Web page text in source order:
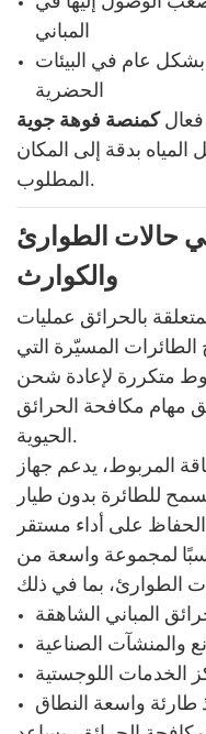
المباني
عام في البيئات
الحضرية
كمنصة فوهة جوية
بدقة إلى المكان
المطلوب.
حالات الطوارئ
والكوارث
بالحرائق عمليات
المسيّرة التي
متكررة لإعادة شحن
مهام مكافحة الحرائق
الحيوية.
للطائرة بدون طيار
لمجموعة واسعة من
المباني الشاهقة
والمنشآت الصناعية
الخدمات اللوجستية
طارئة واسعة النطاق